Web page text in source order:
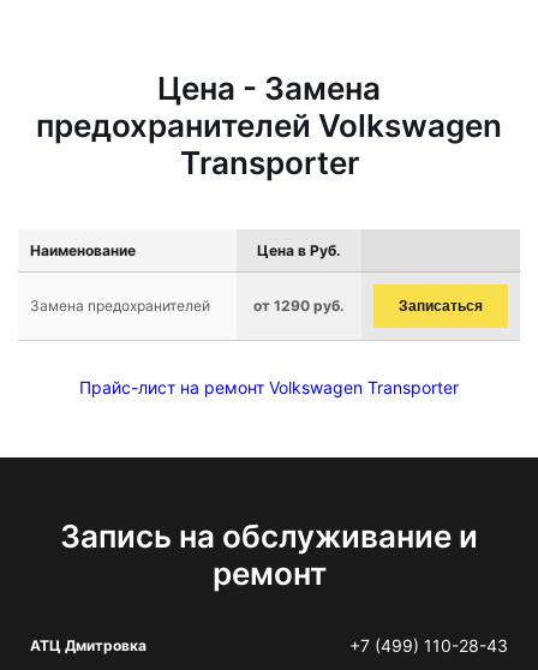
Цена - Замена
предохранителей Volkswagen
Transporter
Наименование Цена в Руб.
Замена предохранителей от 1290 руб. Записаться
Прайс-лист на ремонт Volkswagen Transporter
Запись на обслуживание и
ремонт
АТЦ Дмитровка +7 (499) 110-28-43